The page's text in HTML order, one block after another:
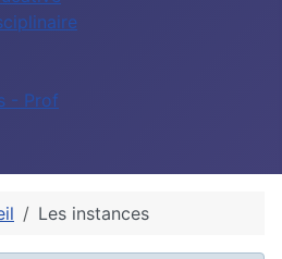
- Prof
Les instances